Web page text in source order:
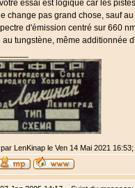
essai est logique car les
change pas grand chose, sauf
d'émission centré sur 660
au tungstène, même additionnée
LenKinap le Ven 14 Mai 2021